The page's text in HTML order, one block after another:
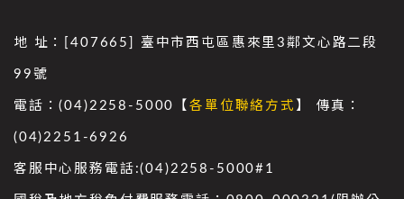
地 址：[407665] 臺中市西屯區惠來里3鄰文心路二段
99號
電話：(04)2258-5000【各單位聯絡方式 】 傳真：
(04)2251-6926
客服中心服務電話:(04)2258-5000#1